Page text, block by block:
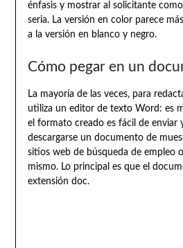
énfasis y mostrar al solicitante
seria. La versión en color parece
a la versión en blanco y negro.
Cómo pegar en un
La mayoría de las veces, para
utiliza un editor de texto Word: es
el formato creado es fácil de enviar
descargarse un documento de
sitios web de búsqueda de empleo
mismo. Lo principal es que el
extensión doc.